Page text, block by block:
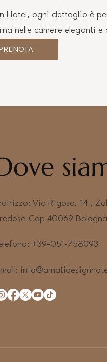
Hotel, ogni dettaglio è
nelle camere eleganti
Via Rigosa, 14 ,
Cap 40069
+39-051-758093